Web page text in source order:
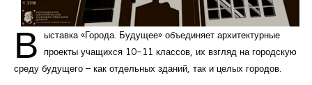
В ыставка «Города. Будущее» объединяет архитектурные
проекты учащихся 10-11 классов, их взгляд на городскую
среду будущего – как отдельных зданий, так и целых городов.